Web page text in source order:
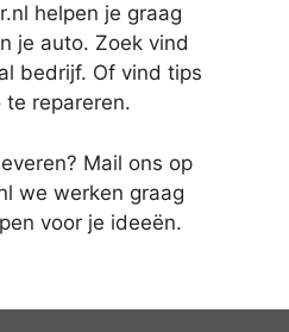
helpen je graag
je auto. Zoek vind
bedrijf. Of vind tips
repareren.
Mail ons op
we werken graag
voor je ideeën.